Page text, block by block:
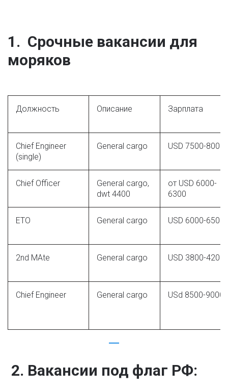
1.  Срочные вакансии для
моряков
Должность Описание Зарплата
Chief Engineer
(single)
General cargo USD 7500-8000
Chief Officer
General cargo,
dwt 4400
от USD 6000-
6300
ETO General cargo USD 6000-6500
2nd MAte General cargo USD 3800-4200
Chief Engineer General cargo USd 8500-9000
2. Вакансии под флаг РФ: